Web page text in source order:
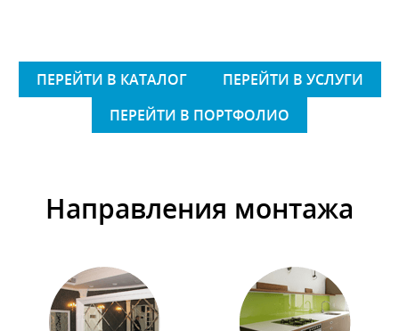
ПЕРЕЙТИ В КАТАЛОГ
ПЕРЕЙТИ В УСЛУГИ
ПЕРЕЙТИ В ПОРТФОЛИО
Направления монтажа